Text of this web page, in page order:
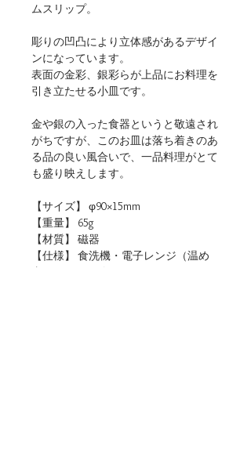
ムスリップ。
彫りの凹凸により立体感があるデザイ
ンになっています。
表面の金彩、銀彩らが上品にお料理を
引き立たせる小皿です。
金や銀の入った食器というと敬遠され
がちですが、このお皿は落ち着きのあ
る品の良い風合いで、一品料理がとて
も盛り映えします。
【サイズ】 φ90×15mm
【重量】 65g
【材質】 磁器
【仕様】 食洗機・電子レンジ（温め
直しに限る）使用可